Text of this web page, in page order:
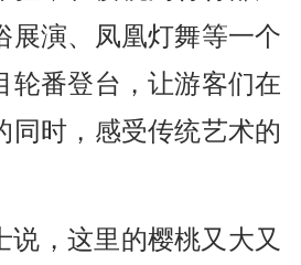
展演、凤凰灯舞等一个
轮番登台，让游客们在
同时，感受传统艺术的
说，这里的樱桃又大又